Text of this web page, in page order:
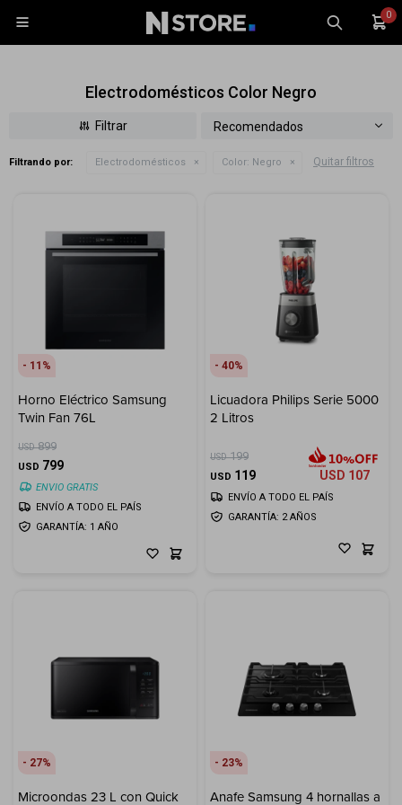
0

Electrodomésticos Color Negro
Recomendados
Filtrando por: Electrodomésticos Color: Negro Quitar filtros
11
Horno Eléctrico Samsung
Twin Fan 76L
USD 899
USD 799
ENVIO GRATIS
GARANTÍA: 1 AÑO
ENVÍO A TODO EL PAÍS
40
Licuadora Philips Serie 5000
2 Litros
USD 199
USD 119 USD 107
GARANTÍA: 2 AÑOS
ENVÍO A TODO EL PAÍS
27
Microondas 23 L con Quick
23
Anafe Samsung 4 hornallas a
Tecnología
Hogar